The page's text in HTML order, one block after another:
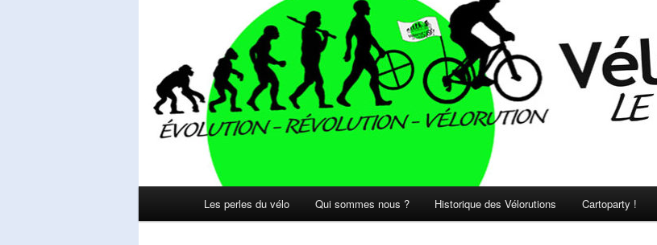
Les perles du vélo Qui sommes nous ? Historique des Vélorutions Cartoparty !